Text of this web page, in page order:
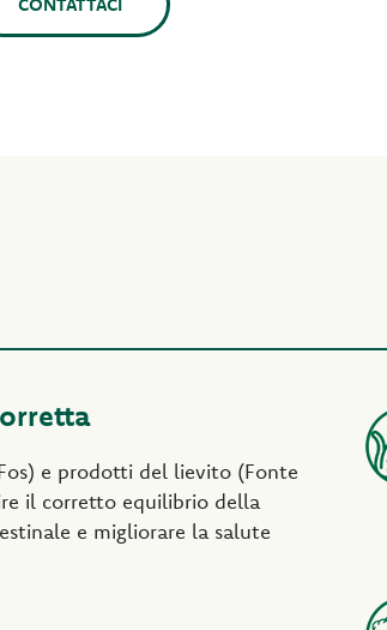
e prodotti del lievito (Fonte
il corretto equilibrio della
e migliorare la salute